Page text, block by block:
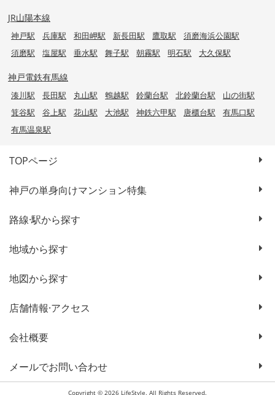
JR山陽本線
神戸駅 兵庫駅 和田岬駅 新長田駅 鷹取駅
須磨海浜公園駅
須磨駅
塩屋駅 垂水駅 舞子駅 朝霧駅 明石駅 大久保駅
神戸電鉄有馬線
湊川駅 長田駅 丸山駅 鵯越駅 鈴蘭台駅 北鈴蘭台駅
山の街駅
箕谷駅
谷上駅 花山駅 大池駅 神鉄六甲駅 唐櫃台駅
有馬口駅
有馬温泉駅
TOPページ
神戸の単身向けマンション特集
路線·駅から探す
地域から探す
地図から探す
店舗情報·アクセス
会社概要
メールでお問い合わせ
Copyright © 2026 LifeStyle. All Rights Reserved.